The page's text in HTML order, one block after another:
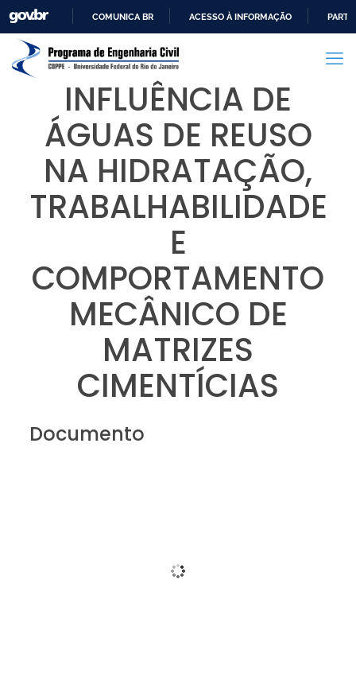
PARA
CONTEÚDO
COMUNICA BR ACESSO À INFORMAÇÃO
INFLUÊNCIA DE
ÁGUAS DE REUSO
NA HIDRATAÇÃO,
TRABALHABILIDADE
E
COMPORTAMENTO
MECÂNICO DE
MATRIZES
CIMENTÍCIAS
Documento